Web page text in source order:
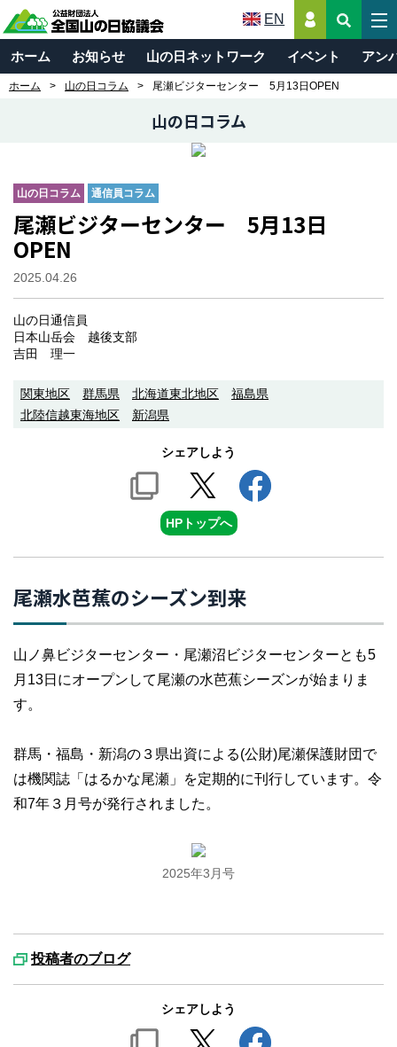
EN
ホーム お知らせ 山の日ネットワーク イベント アン
ホーム 山の日コラム 尾瀬ビジターセンター 5月13日OPEN
山の日コラム
山の日コラム 通信員コラム
尾瀬ビジターセンター 5月13日
OPEN
2025.04.26
山の日通信員
日本山岳会 越後支部
吉田 理一
関東地区 群馬県 北海道東北地区
福島県
北陸信越東海地区
新潟県
シェアしよう
HPトップへ
尾瀬水芭蕉のシーズン到来
山ノ鼻ビジターセンター・尾瀬沼ビジターセンターとも5
月13日にオープンして尾瀬の水芭蕉シーズンが始まりま
す。
群馬・福島・新潟の３県出資による(公財)尾瀬保護財団で
は機関誌「はるかな尾瀬」を定期的に刊行しています。令
和7年３月号が発行されました。
2025年3月号
投稿者のブログ
シェアしよう